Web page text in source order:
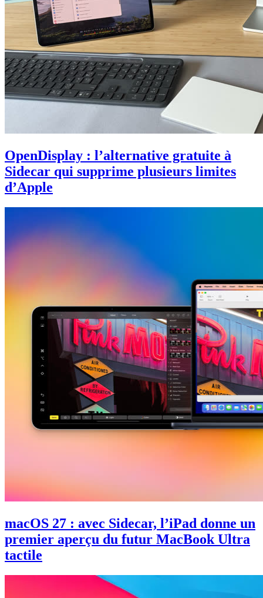
OpenDisplay : l’alternative gratuite à
Sidecar qui supprime plusieurs limites
d’Apple
macOS 27 : avec Sidecar, l’iPad donne un
premier aperçu du futur MacBook Ultra
tactile